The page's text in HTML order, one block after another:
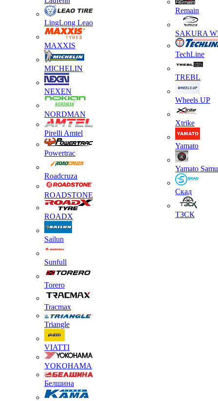
LingLong Leao
MAXXIS
MICHELIN
NEXEN
NORDMAN
Pirelli Amtel
Powertrac
Roadcruza
ROADSTONE
ROADX
Sailun
Sunfull
Torero
Tracmax
Triangle
VIATTI
YOKOHAMA
Белшина
Remain
SAKURA
TechLine
TREBL
Wheels UP
Xtrike
Yamato
Yamato
Скад
ТЗСК